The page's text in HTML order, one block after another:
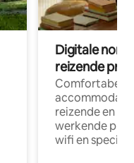
Digitale
reizende
Comfortabele
reizende en
werkende
wifi en